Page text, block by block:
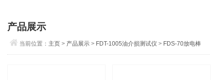
产品展示
当前位置： 主页 > 产品展示 > FDT-1005油介损测试仪 > FDS-70放电棒